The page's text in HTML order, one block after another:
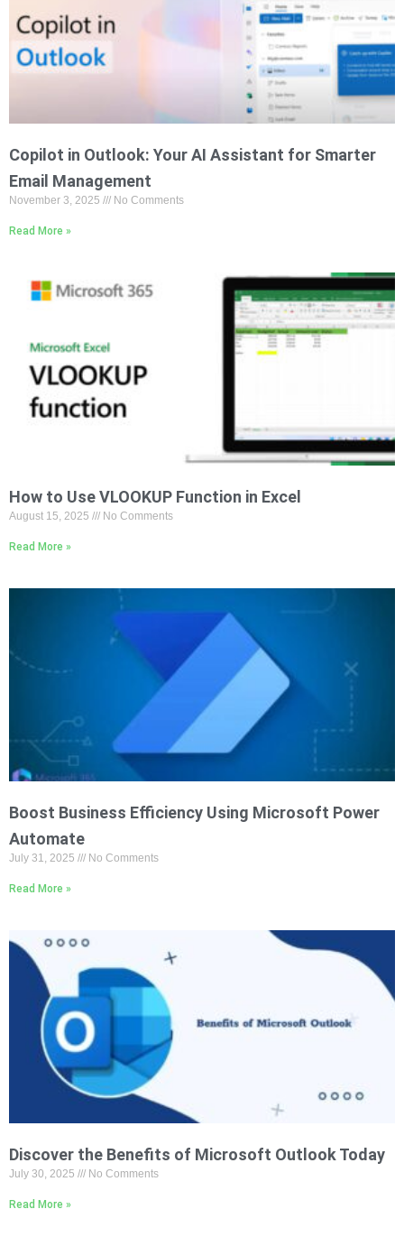
Copilot in Outlook: Your AI Assistant for Smarter
Email Management
November 3, 2025 No Comments
Read More »
How to Use VLOOKUP Function in Excel
August 15, 2025 No Comments
Read More »
Boost Business Efficiency Using Microsoft Power
Automate
July 31, 2025 No Comments
Read More »
Discover the Benefits of Microsoft Outlook Today
July 30, 2025 No Comments
Read More »